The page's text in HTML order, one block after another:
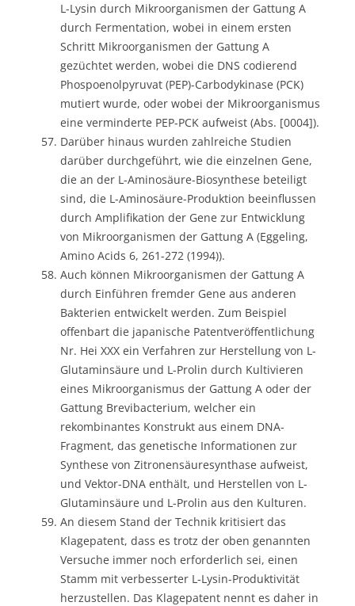
L-Lysin durch Mikroorganismen der Gattung A
durch Fermentation, wobei in einem ersten
Schritt Mikroorganismen der Gattung A
gezüchtet werden, wobei die DNS codierend
Phospoenolpyruvat (PEP)-Carbodykinase (PCK)
mutiert wurde, oder wobei der Mikroorganismus
eine verminderte PEP-PCK aufweist (Abs. [0004]).
Darüber hinaus wurden zahlreiche Studien
darüber durchgeführt, wie die einzelnen Gene,
die an der L-Aminosäure-Biosynthese beteiligt
sind, die L-Aminosäure-Produktion beeinflussen
durch Amplifikation der Gene zur Entwicklung
von Mikroorganismen der Gattung A (Eggeling,
Amino Acids 6, 261-272 (1994)).
Auch können Mikroorganismen der Gattung A
durch Einführen fremder Gene aus anderen
Bakterien entwickelt werden. Zum Beispiel
offenbart die japanische Patentveröffentlichung
Nr. Hei XXX ein Verfahren zur Herstellung von L-
Glutaminsäure und L-Prolin durch Kultivieren
eines Mikroorganismus der Gattung A oder der
Gattung Brevibacterium, welcher ein
rekombinantes Konstrukt aus einem DNA-
Fragment, das genetische Informationen zur
Synthese von Zitronensäuresynthase aufweist,
und Vektor-DNA enthält, und Herstellen von L-
Glutaminsäure und L-Prolin aus den Kulturen.
An diesem Stand der Technik kritisiert das
Klagepatent, dass es trotz der oben genannten
Versuche immer noch erforderlich sei, einen
Stamm mit verbesserter L-Lysin-Produktivität
herzustellen. Das Klagepatent nennt es daher in